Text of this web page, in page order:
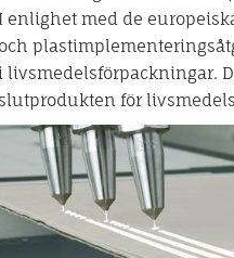
I enlighet med de
och
i livsmedelsförpackningar.
slutprodukten för